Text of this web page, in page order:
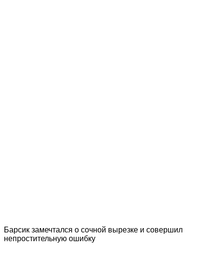
Барсик замечтался о сочной вырезке и совершил
непростительную ошибку